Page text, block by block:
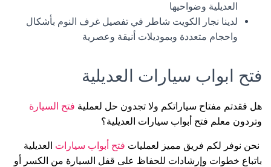
العديلية وضواحيها
لدينا نجار الكويت شاطر في تفصيل غرف النوم بأشكال
واحجام متعددة وبموديلات أنيقة وعصرية
فتح ابواب سيارات العديلية
هل فقدتم مفتاح سياراتكم ولا تجدون حل لعملية فتح السيارة
وتردون معلم فتح أبواب سيارات العديلية؟
نحن نوفر لكم فريق مميز لعمليات فتح أبواب سيارات العديلية
باتباع خطوات وإرشادات للحفاظ على قفل السيارة من الكسر أو